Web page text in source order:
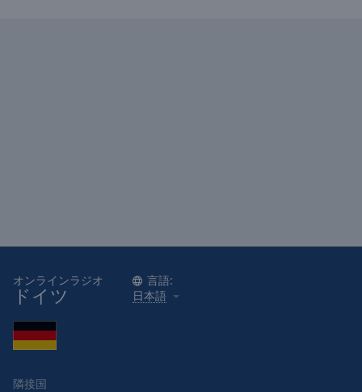
dialog
window.
オンラインラジオ
ドイツ
言語:
日本語
隣接国